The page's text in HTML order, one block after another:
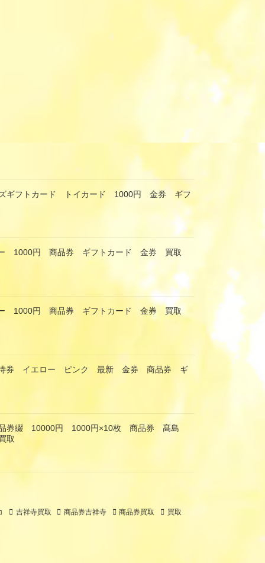
ギフトカード トイカード 1000円 金券 ギフ
1000円 商品券 ギフトカード 金券 買取
1000円 商品券 ギフトカード 金券 買取
券 イエロー ピンク 最新 金券 商品券 ギ
券綴 10000円 1000円×10枚 商品券 髙島
取
吉祥寺買取 商品券吉祥寺 商品券買取 買取